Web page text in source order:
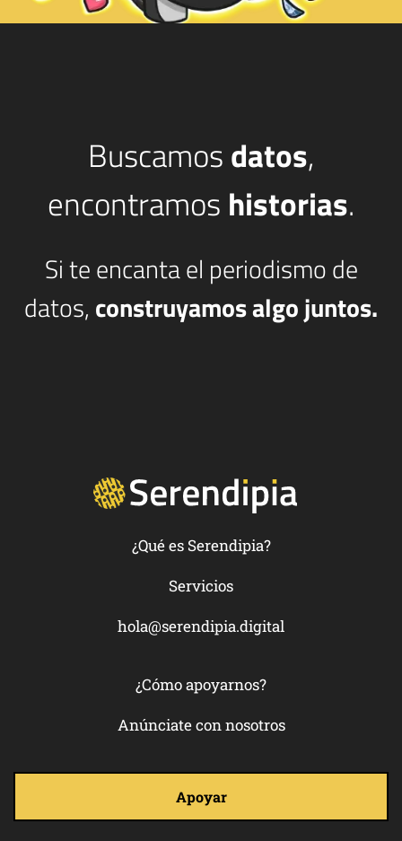
Buscamosdatos,
encontramos historias.
Si te encanta el periodismo de
datos, construyamos algo juntos.
¿Qué es Serendipia?
Servicios
hola@serendipia.digital
¿Cómo apoyarnos?
Anúnciate con nosotros
Apoyar